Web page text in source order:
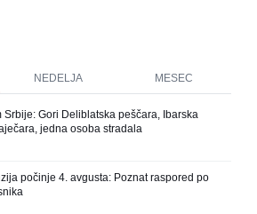
NEDELJA MESEC
Srbije: Gori Deliblatska peščara, Ibarska
jedna osoba stradala
počinje 4. avgusta: Poznat raspored po